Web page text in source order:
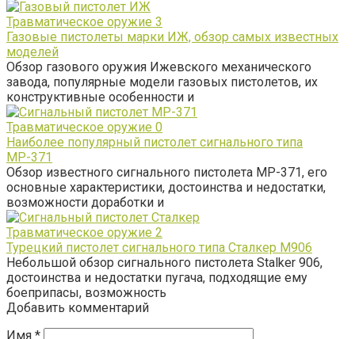
Травматическое оружие 3
Газовые пистолеты марки ИЖ, обзор самых известных
моделей
Обзор газового оружия Ижевского механического
завода, популярные модели газовых пистолетов, их
конструктивные особенности и
Травматическое оружие 0
Наиболее популярный пистолет сигнального типа
МР-371
Обзор известного сигнального пистолета МР-371, его
основные характеристики, достоинства и недостатки,
возможности доработки и
Травматическое оружие 2
Турецкий пистолет сигнального типа Сталкер М906
Небольшой обзор сигнального пистолета Stalker 906,
достоинства и недостатки пугача, подходящие ему
боеприпасы, возможность
Добавить комментарий
Имя *